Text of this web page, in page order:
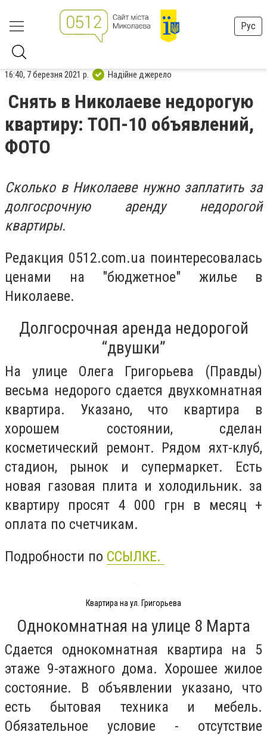
Рус
16:40, 7 березня 2021 р. Надійне джерело
Снять в Николаеве недорогую
квартиру: ТОП-10 объявлений,
ФОТО
Сколько в Николаеве нужно заплатить за
долгосрочную аренду недорогой
квартиры.
Редакция 0512.com.ua поинтересовалась
ценами на "бюджетное" жилье в
Николаеве.
Долгосрочная аренда недорогой
“двушки”
На улице Олега Григорьева (Правды)
весьма недорого сдается двухкомнатная
квартира. Указано, что квартира в
хорошем состоянии, сделан
косметический ремонт. Рядом яхт-клуб,
стадион, рынок и супермаркет. Есть
новая газовая плита и холодильник. за
квартиру просят 4 000 грн в месяц +
оплата по счетчикам.
Подробности по ССЫЛКЕ.
Квартира на ул. Григорьева
Однокомнатная на улице 8 Марта
Сдается однокомнатная квартира на 5
этаже 9-этажного дома. Хорошее жилое
состояние. В объявлении указано, что
есть бытовая техника и мебель.
Обязательное условие - отсутствие